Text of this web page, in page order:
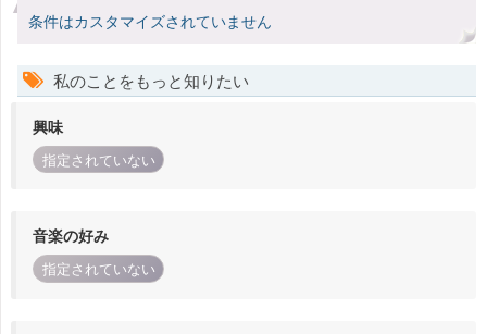
条件はカスタマイズされていません
私のことをもっと知りたい
興味
指定されていない
音楽の好み
指定されていない